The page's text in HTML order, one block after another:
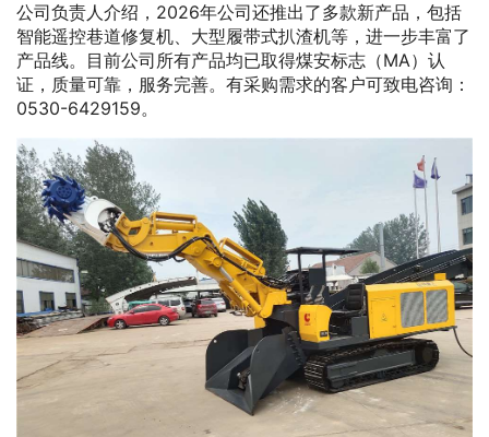
公司负责人介绍，2026年公司还推出了多款新产品，包括
智能遥控巷道修复机、大型履带式扒渣机等，进一步丰富了
产品线。目前公司所有产品均已取得煤安标志（MA）认
证，质量可靠，服务完善。有采购需求的客户可致电咨询：
0530-6429159。